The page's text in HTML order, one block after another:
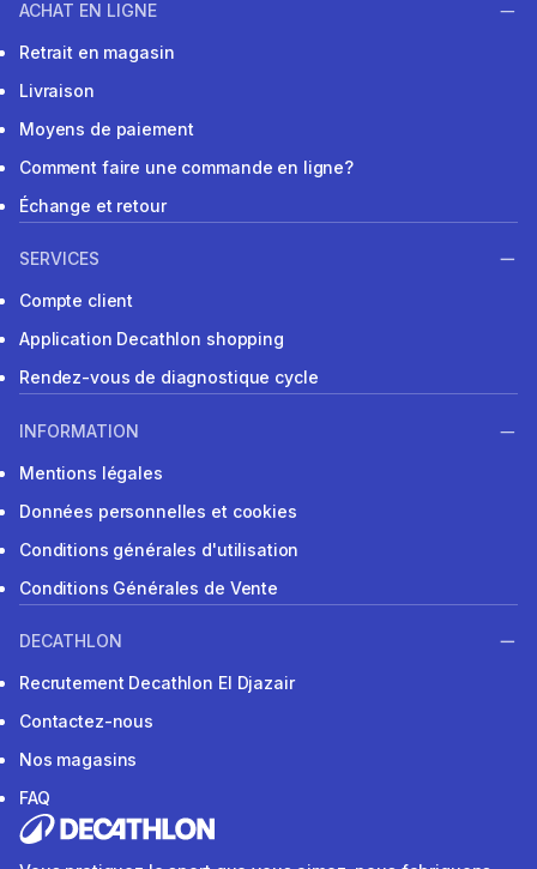
ACHAT EN LIGNE
Retrait en magasin
Livraison
Moyens de paiement
Comment faire une commande en ligne?
Échange et retour
SERVICES
Compte client
Application Decathlon shopping
Rendez-vous de diagnostique cycle
INFORMATION
Mentions légales
Données personnelles et cookies
Conditions générales d'utilisation
Conditions Générales de Vente
DECATHLON
Recrutement Decathlon El Djazair
Contactez-nous
Nos magasins
FAQ